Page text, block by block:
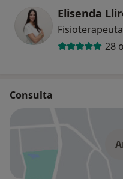
Elisenda
28
Consulta